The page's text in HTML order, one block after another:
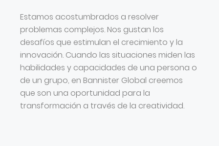
SERVICIOS
NOSOTROS
BLOG
EMPLEO
Estamos acostumbrados a resolver
problemas complejos. Nos gustan los
desafíos que estimulan el crecimiento y la
innovación. Cuando las situaciones miden las
habilidades y capacidades de una persona o
de un grupo, en Bannister Global creemos
que son una oportunidad para la
transformación a través de la creatividad.